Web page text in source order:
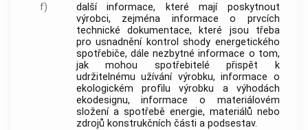
f)
další informace, které mají poskytnout
výrobci, zejména informace o prvcích
technické dokumentace, které jsou třeba
pro usnadnění kontrol shody energetického
spotřebiče, dále nezbytné informace o tom,
jak mohou spotřebitelé přispět k
udržitelnému užívání výrobku, informace o
ekologickém profilu výrobku a výhodách
ekodesignu, informace o materiálovém
složení a spotřebě energie, materiálů nebo
zdrojů konstrukčních části a podsestav.